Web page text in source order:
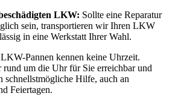
LKW: Sollte eine Reparatur
sein, transportieren wir Ihren LKW
in eine Werkstatt Ihrer Wahl.
LKW-Pannen kennen keine Uhrzeit.
um die Uhr für Sie erreichbar und
schnellstmögliche Hilfe, auch an
Feiertagen.